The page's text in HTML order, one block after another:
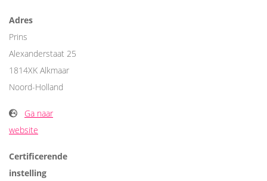
Adres
Prins
Alexanderstaat 25
1814XK Alkmaar
Noord-Holland
Ga naar
website
Certificerende
instelling